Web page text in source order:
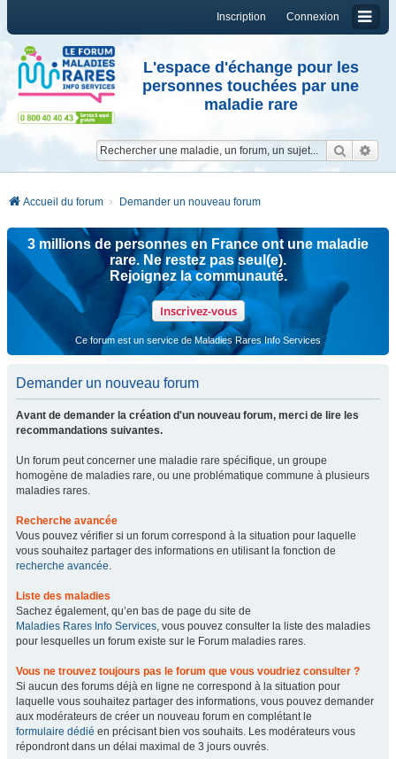
Connexion
Inscription
L'espace d'échange pour les
personnes touchées par une
maladie rare
Accueil du forum Demander un nouveau forum
3 millions de personnes en France ont une maladie
rare. Ne restez pas seul(e).
Rejoignez la communauté.
Inscrivez-vous
Ce forum est un service de Maladies Rares Info Services
Demander un nouveau forum
Avant de demander la création d'un nouveau forum, merci de lire les
recommandations suivantes.
Un forum peut concerner une maladie rare spécifique, un groupe
homogène de maladies rare, ou une problématique commune à plusieurs
maladies rares.
Recherche avancée
Vous pouvez vérifier si un forum correspond à la situation pour laquelle
vous souhaitez partager des informations en utilisant la fonction de
recherche avancée.
Liste des maladies
Sachez également, qu’en bas de page du site de
Maladies Rares Info Services, vous pouvez consulter la liste des maladies
pour lesquelles un forum existe sur le Forum maladies rares.
Vous ne trouvez toujours pas le forum que vous voudriez consulter ?
Si aucun des forums déjà en ligne ne correspond à la situation pour
laquelle vous souhaitez partager des informations, vous pouvez demander
aux modérateurs de créer un nouveau forum en complétant le
formulaire dédié en précisant bien vos souhaits. Les modérateurs vous
répondront dans un délai maximal de 3 jours ouvrés.